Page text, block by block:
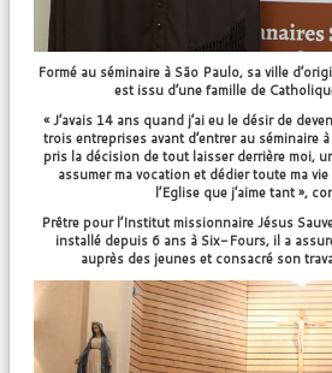
Formé au séminaire à São Paulo, sa ville
est issu d’une famille de
« J’avais 14 ans quand j’ai eu le désir de
trois entreprises avant d’entrer au séminaire à
pris la décision de tout laisser derrière moi,
assumer ma vocation et dédier toute ma
l’Eglise que j’aime tant »,
Prêtre pour l’Institut missionnaire Jésus
installé depuis 6 ans à Six-Fours, il a
auprès des jeunes et consacré son